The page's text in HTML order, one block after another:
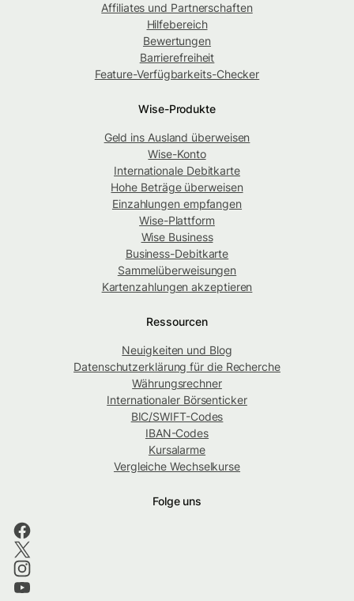
Affiliates und Partnerschaften
Hilfebereich
Bewertungen
Barrierefreiheit
Feature-Verfügbarkeits-Checker
Wise-Produkte
Geld ins Ausland überweisen
Wise-Konto
Internationale Debitkarte
Hohe Beträge überweisen
Einzahlungen empfangen
Wise-Plattform
Wise Business
Business-Debitkarte
Sammelüberweisungen
Kartenzahlungen akzeptieren
Ressourcen
Neuigkeiten und Blog
Datenschutzerklärung für die Recherche
Währungsrechner
Internationaler Börsenticker
BIC/SWIFT-Codes
IBAN-Codes
Kursalarme
Vergleiche Wechselkurse
Folge uns